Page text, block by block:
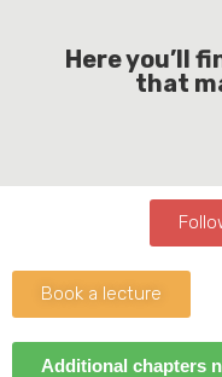
Here you’ll
that
Book a lecture
Additional chapters